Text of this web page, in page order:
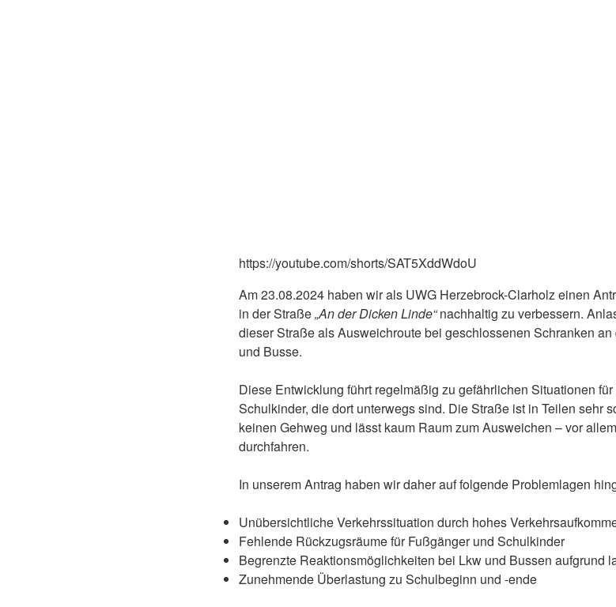
https://youtube.com/shorts/SAT5XddWdoU
Am 23.08.2024 haben wir als UWG Herzebrock-Clarholz einen
in der Straße„An der Dicken Linde“nachhaltig zu verbessern.
dieser Straße als Ausweichroute bei geschlossenen Schranken
und Busse.
Diese Entwicklung führt regelmäßig zu gefährlichen Situationen
Schulkinder, die dort unterwegs sind. Die Straße ist in Teilen sehr
keinen Gehweg und lässt kaum Raum zum Ausweichen – vor
durchfahren.
In unserem Antrag haben wir daher auf folgende Problemlagen
Unübersichtliche Verkehrssituation durch hohes
Fehlende Rückzugsräume für Fußgänger und Schulkinder
Begrenzte Reaktionsmöglichkeiten bei Lkw und Bussen aufgrund
Zunehmende Überlastung zu Schulbeginn und -ende